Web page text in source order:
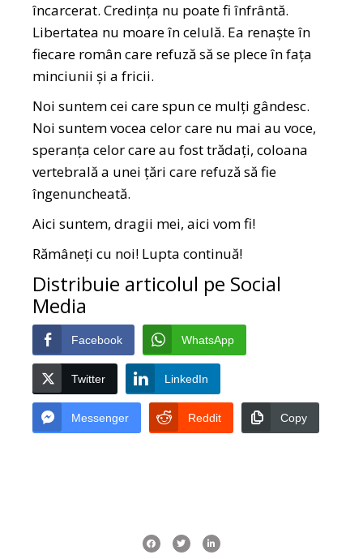
încarcerat. Credința nu poate fi înfrântă.
Libertatea nu moare în celulă. Ea renaște în
fiecare român care refuză să se plece în fața
minciunii și a fricii.
Noi suntem cei care spun ce mulți gândesc.
Noi suntem vocea celor care nu mai au voce,
speranța celor care au fost trădați, coloana
vertebrală a unei țări care refuză să fie
îngenuncheată.
Aici suntem, dragii mei, aici vom fi!
Rămâneți cu noi! Lupta continuă!
Distribuie articolul pe Social
Media
Facebook WhatsApp
Twitter LinkedIn
Messenger Reddit Copy